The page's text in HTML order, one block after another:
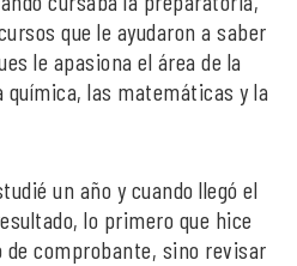
que le ayudaron a saber
le apasiona el área de la
las matemáticas y la
un año y cuando llegó el
lo primero que hice
comprobante, sino revisar